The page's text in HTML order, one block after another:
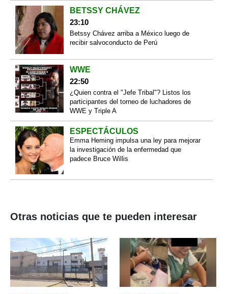
BETSSY CHÁVEZ
23:10
Betssy Chávez arriba a México luego de
recibir salvoconducto de Perú
WWE
22:50
¿Quien contra el "Jefe Tribal"? Listos los
participantes del torneo de luchadores de
WWE y Triple A
ESPECTÁCULOS
Emma Heming impulsa una ley para mejorar
la investigación de la enfermedad que
padece Bruce Willis
Otras noticias que te pueden interesar